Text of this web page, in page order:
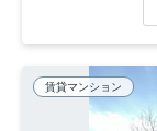
賃貸マンション